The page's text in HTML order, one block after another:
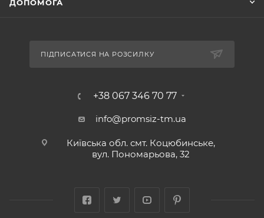
ДОПОМОГА
ПІДПИСАТИСЯ НА РОЗСИЛКУ
+38 067 346 70 77
info@promsiz-tm.ua
Київська обл. смт. Коцюбинське,
вул. Пономарьова, 32